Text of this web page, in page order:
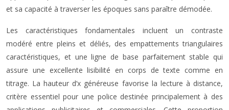
et sa capacité à traverser les époques sans paraître démodée.
Les caractéristiques fondamentales incluent un contraste
modéré entre pleins et déliés, des empattements triangulaires
caractéristiques, et une ligne de base parfaitement stable qui
assure une excellente lisibilité en corps de texte comme en
titrage. La hauteur d’x généreuse favorise la lecture à distance,
critère essentiel pour une police destinée principalement à des